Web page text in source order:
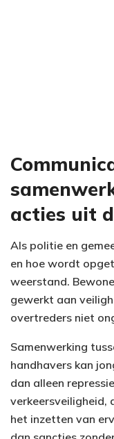
acties uit
Als politie en
en hoe wordt
weerstand.
gewerkt aan
overtreders niet
Samenwerking
handhavers kan
dan alleen
verkeersveiligheid,
het inzetten van